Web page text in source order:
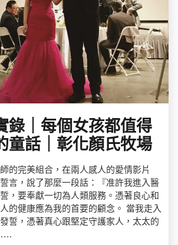
錄｜每個女孩都值得
童話｜彰化顏氏牧場
的完美組合，在兩人感人的愛情影片
言，說了那麼一段話：『准許我進入醫
，要奉獻一切為人類服務。憑著良心和
的健康應為我的首要的顧念。 當我走入
誓，憑著真心跟堅定守護家人，太太的
….